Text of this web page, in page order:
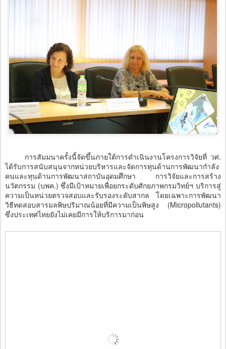
การสัมมนาครั้งนี้จัดขึ้นภายใต้การดำเนินงานโครงการวิจัยที่ วศ.
ได้รับการสนับสนุนจากหน่วยบริหารและจัดการทุนด้านการพัฒนากำลัง
คนและทุนด้านการพัฒนาสถาบันอุดมศึกษา การวิจัยและการสร้าง
นวัตกรรม (บพค.) ซึ่งมีเป้าหมายเพื่อยกระดับศักยภาพกรมวิทย์ฯ บริการสู่
ความเป็นหน่วยตรวจสอบและรับรองระดับสากล โดยเฉพาะการพัฒนา
วิธีทดสอบสารมลพิษปริมาณน้อยที่มีความเป็นพิษสูง (Micropollutants)
ซึ่งประเทศไทยยังไม่เคยมีการให้บริการมาก่อน